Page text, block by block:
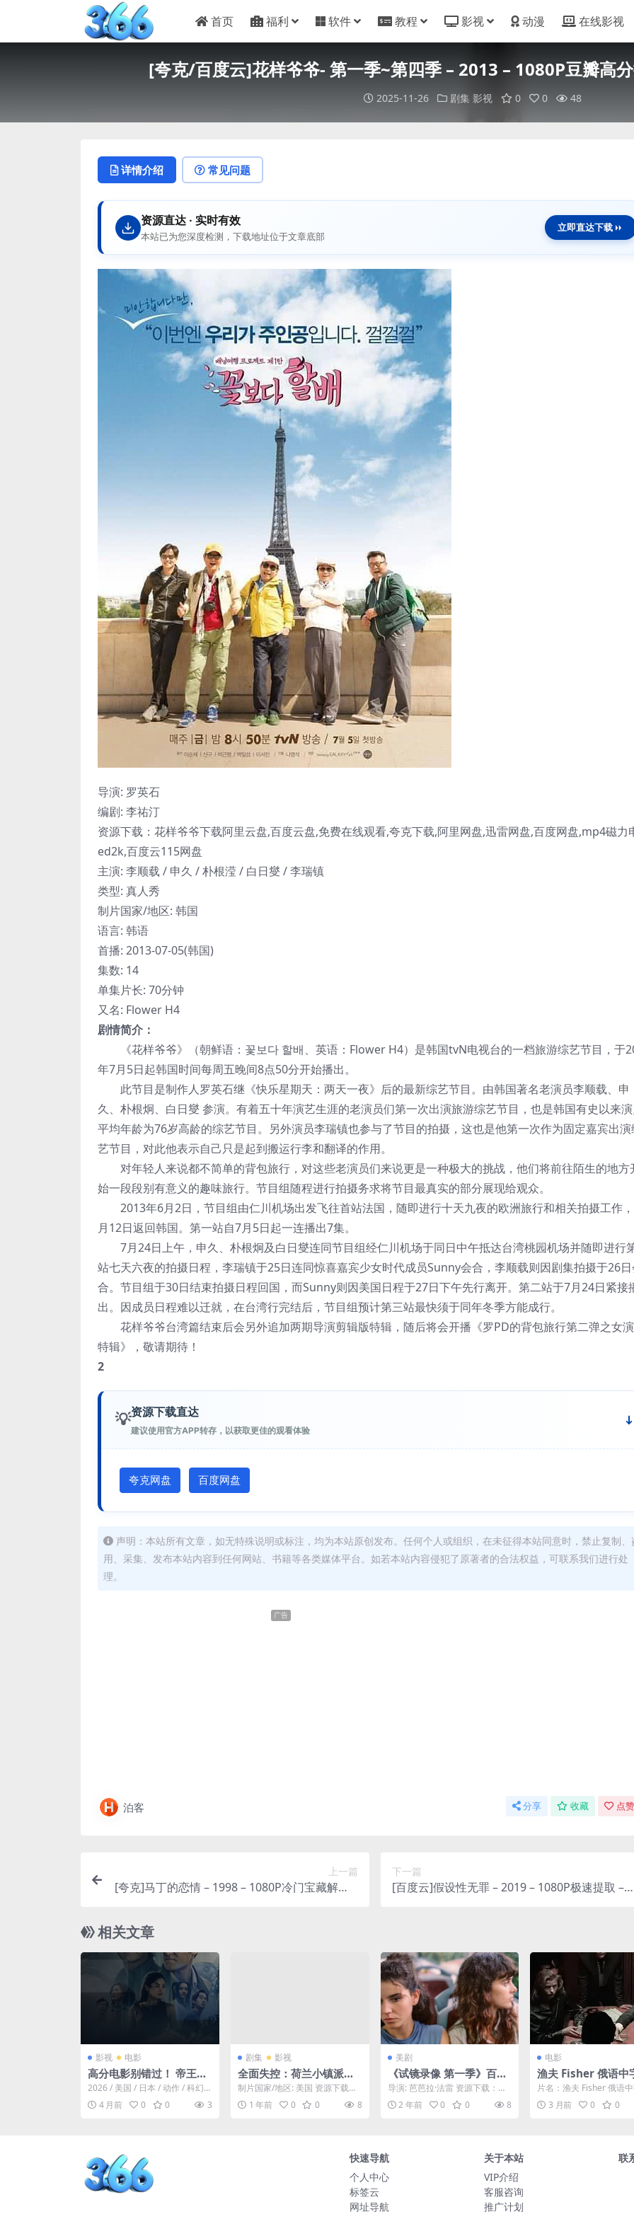
首页 福利 软件 教程 影视 动漫 在线影视
[夸克/百度云]花样爷爷- 第一季~第四季 – 2013 – 1080P豆瓣高
2025-11-26 剧集 影视 0 0 48
详情介绍 常见问题
资源直达 · 实时有效
本站已为您深度检测，下载地址位于文章底部
立即直达下载
导演: 罗英石
编剧: 李祐汀
资源下载：花样爷爷下载阿里云盘,百度云盘,免费在线观看,夸克下载,阿里网盘,迅雷网盘,百度网盘,mp4磁力
ed2k,百度云115网盘
主演: 李顺载 / 申久 / 朴根滢 / 白日燮 / 李瑞镇
类型: 真人秀
制片国家/地区: 韩国
语言: 韩语
首播: 2013-07-05(韩国)
集数: 14
单集片长: 70分钟
又名: Flower H4
剧情简介：
《花样爷爷》（朝鲜语：꽃보다 할배、英语：Flower H4）是韩国tvN电视台的一档旅游综艺节目，于
年7月5日起韩国时间每周五晚间8点50分开始播出。
此节目是制作人罗英石继《快乐星期天：两天一夜》后的最新综艺节目。由韩国著名老演员李顺载、申
久、朴根炯、白日燮 参演。有着五十年演艺生涯的老演员们第一次出演旅游综艺节目，也是韩国有史以来演
平均年龄为76岁高龄的综艺节目。另外演员李瑞镇也参与了节目的拍摄，这也是他第一次作为固定嘉宾出演
艺节目，对此他表示自己只是起到搬运行李和翻译的作用。
对年轻人来说都不简单的背包旅行，对这些老演员们来说更是一种极大的挑战，他们将前往陌生的地方
始一段段别有意义的趣味旅行。节目组随程进行拍摄务求将节目最真实的部分展现给观众。
2013年6月2日，节目组由仁川机场出发飞往首站法国，随即进行十天九夜的欧洲旅行和相关拍摄工作
月12日返回韩国。第一站自7月5日起一连播出7集。
7月24日上午，申久、朴根炯及白日燮连同节目组经仁川机场于同日中午抵达台湾桃园机场并随即进行
站七天六夜的拍摄日程，李瑞镇于25日连同惊喜嘉宾少女时代成员Sunny会合，李顺载则因剧集拍摄于26日
合。节目组于30日结束拍摄日程回国，而Sunny则因美国日程于27日下午先行离开。第二站于7月24日紧接
出。因成员日程难以迁就，在台湾行完结后，节目组预计第三站最快须于同年冬季方能成行。
花样爷爷台湾篇结束后会另外追加两期导演剪辑版特辑，随后将会开播《罗PD的背包旅行第二弹之女
特辑》，敬请期待！
2
💡资源下载直达
建议使用官方APP转存，以获取更佳的观看体验
夸克网盘 百度网盘
声明：本站所有文章，如无特殊说明或标注，均为本站原创发布。任何个人或组织，在未征得本站同意时，禁止复制、
用、采集、发布本站内容到任何网站、书籍等各类媒体平台。如若本站内容侵犯了原著者的合法权益，可联系我们进行处
理。
广告
泊客 分享 收藏 点
上一篇
[夸克]马丁的恋情 – 1998 – 1080P冷门宝藏解锁 –
下一篇
[百度云]假设性无罪 – 2019 – 1080P极速提取 –
相关文章
影视 电影
高分电影别错过！ 帝王计
划：怪兽遗产 第二 《帝王
计划：怪兽遗产 第二季》
百度云网盘夸克 .阿里云
2026 / 美国 / 日本 / 动作 / 科幻 /
冒险。泰坦X并非普通的怪兽...
4 月前 0 0 3
剧集 影视
全面失控：荷兰小镇派对
之乱(Project X Haren)-2
024-纪录片-免费下载 🇳🇱
真实事件改编！一个女孩
千人参与、震惊全国的街
制片国家/地区: 美国 资源下载：
全面失控：荷兰小镇派对之乱 第
一季下载阿里云盘...
1 年前 0 0 8
美剧
《试镜录像 第一季》百度
云网盘下载.阿里云盘.西班
牙语中字.(2023)
导演: 芭芭拉·法雷 资源下载：试
镜录像第一季下载阿里云盘,百度
云盘,夸克下载,...
2 年前 0 0 8
电影
渔夫 Fisher 俄语中
影
片名：渔夫 Fisher 俄语中
分类：电影 详情介绍 《
费在线...
3 月前 0 0
快速导航
个人中心
标签云
网址导航
关于本站
VIP介绍
客服咨询
推广计划
联